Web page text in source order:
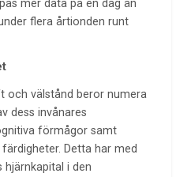
mer data på en dag än
flera årtionden runt
och välstånd beror numera
dess invånares
förmågor samt
Detta har med
i den